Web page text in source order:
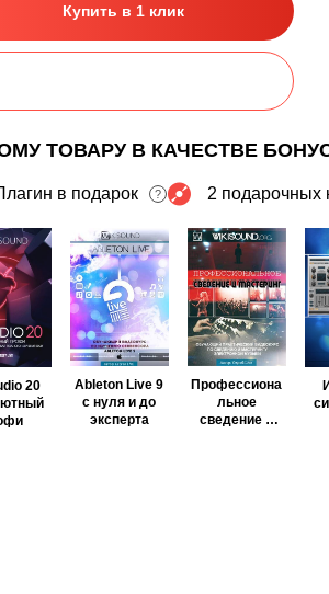
Купить в 1 клик
ТОВАРУ В КАЧЕСТВЕ
в подарок ? 2 подарочных
20
Ableton Live 9
с нуля и до
эксперта
Профессиона
льное
сведение и